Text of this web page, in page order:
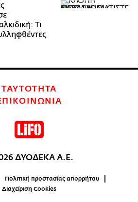
Τι
ΤΑΥΤΟΤΗΤΑ
ΔΥΟΔΕΚΑ Α.Ε.
Πολιτική προστασίας απορρήτου
Διαχείριση Cookies